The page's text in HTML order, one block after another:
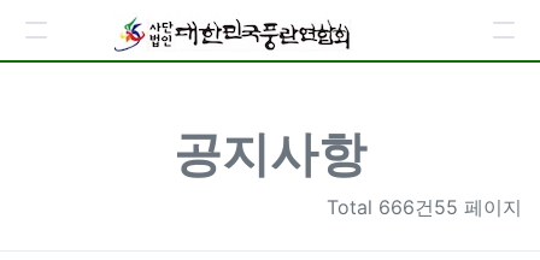
공지사항
Total 666건55 페이지